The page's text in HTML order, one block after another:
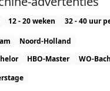
12 - 20 weken
32 - 40 uur
Noord-Holland
HBO-Master WO-